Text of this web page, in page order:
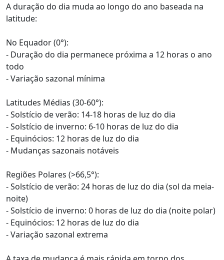
A duração do dia muda ao longo do ano baseada na
latitude:
No Equador (0°):
- Duração do dia permanece próxima a 12 horas o ano
todo
- Variação sazonal mínima
Latitudes Médias (30-60°):
- Solstício de verão: 14-18 horas de luz do dia
- Solstício de inverno: 6-10 horas de luz do dia
- Equinócios: 12 horas de luz do dia
- Mudanças sazonais notáveis
Regiões Polares (>66,5°):
- Solstício de verão: 24 horas de luz do dia (sol da meia-
noite)
- Solstício de inverno: 0 horas de luz do dia (noite polar)
- Equinócios: 12 horas de luz do dia
- Variação sazonal extrema